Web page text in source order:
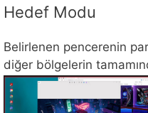
Hedef Modu
Belirlenen pencerenin
diğer bölgelerin